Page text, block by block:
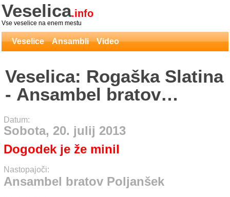
Veselica.info
Vse veselice na enem mestu
Veselice Ansambli Video
Veselica: Rogaška Slatina
- Ansambel bratov
Poljanšek
Datum:
Sobota, 20. julij 2013
Dogodek je že minil
Nastopajoči:
Ansambel bratov Poljanšek